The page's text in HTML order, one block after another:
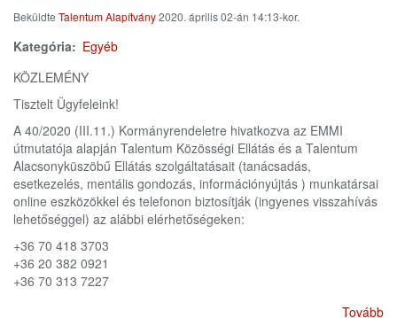
Beküldte Talentum Alapítvány2020. április 02-án 14:13-kor.
Kategória
Egyéb
KÖZLEMÉNY
Tisztelt Ügyfeleink!
A 40/2020 (III.11.) Kormányrendeletre hivatkozva az EMMI
útmutatója alapján Talentum Közösségi Ellátás és a Talentum
Alacsonyküszöbű Ellátás szolgáltatásait (tanácsadás,
esetkezelés, mentális gondozás, információnyújtás ) munkatársai
online eszközökkel és telefonon biztosítják (ingyenes visszahívás
lehetőséggel) az alábbi elérhetőségeken:
+36 70 418 3703
+36 20 382 0921
+36 70 313 7227
Tovább